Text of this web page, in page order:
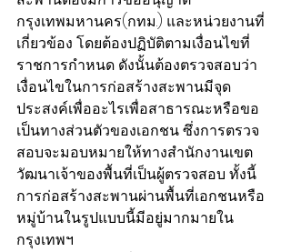
กรุงเทพมหานคร(กทม.) และหน่วยงานที่
เกี่ยวข้อง โดยต้องปฏิบัติตามเงื่อนไขที่
ราชการกำหนด ดังนั้นต้องตรวจสอบว่า
เงื่อนไขในการก่อสร้างสะพานมีจุด
ประสงค์เพื่ออะไรเพื่อสาธารณะหรือขอ
เป็นทางส่วนตัวของเอกชน ซึ่งการตรวจ
สอบจะมอบหมายให้ทางสำนักงานเขต
วัฒนาเจ้าของพื้นที่เป็นผู้ตรวจสอบ ทั้งนี้
การก่อสร้างสะพานผ่านพื้นที่เอกชนหรือ
หมู่บ้านในรูปแบบนี้มีอยู่มากมายใน
กรุงเทพฯ